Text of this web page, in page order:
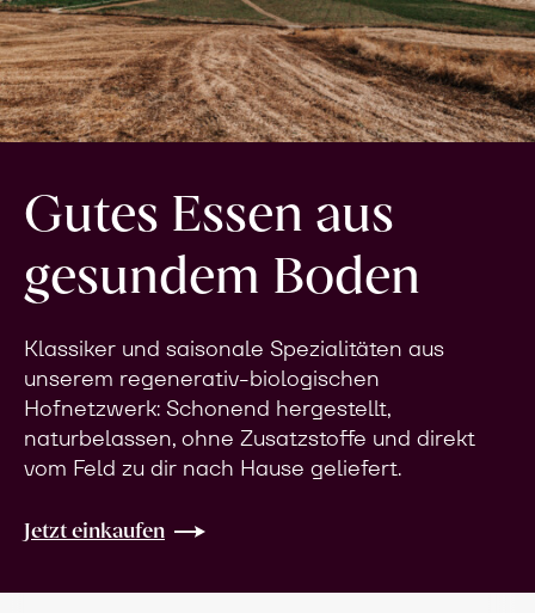
Gutes Essen aus
gesundem Boden
Klassiker und saisonale Spezialitäten aus
unserem regenerativ-biologischen
Hofnetzwerk: Schonend hergestellt,
naturbelassen, ohne Zusatzstoffe und direkt
vom Feld zu dir nach Hause geliefert.
Jetzt einkaufen